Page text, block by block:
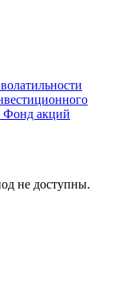
Фонд акций
не доступны.